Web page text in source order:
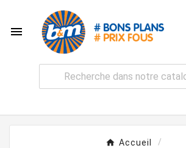

Accueil